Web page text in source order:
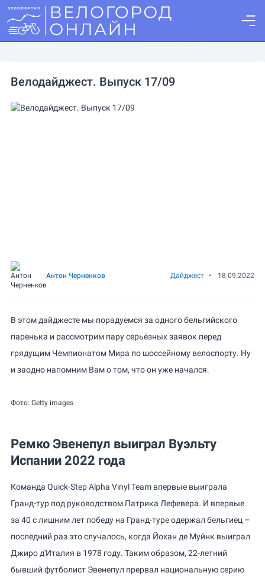
Велодайджест. Выпуск 17/09
Антон Черненков Дайджест • 18.09.2022
В этом дайджесте мы порадуемся за одного бельгийского
паренька и рассмотрим пару серьёзных заявок перед
грядущим Чемпионатом Мира по шоссейному велоспорту. Ну
и заодно напомним Вам о том, что он уже начался.
Фото: Getty images
Ремко Эвенепул выиграл Вуэльту
Испании 2022 года
Команда Quick-Step Alpha Vinyl Team впервые выиграла
Гранд-тур под руководством Патрика Лефевера. И впервые
за 40 с лишним лет победу на Гранд-туре одержал бельгиец –
последний раз это случалось, когда Йохан де Муйнк выиграл
Джиро д'Италия в 1978 году. Таким образом, 22-летний
бывший футболист Эвенепул прервал национальную серию